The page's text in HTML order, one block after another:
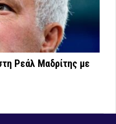
Ρεάλ Μαδρίτης με